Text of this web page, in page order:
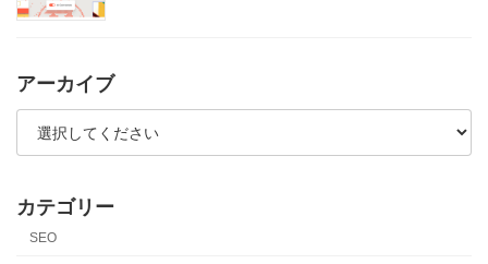
アーカイブ
カテゴリー
SEO